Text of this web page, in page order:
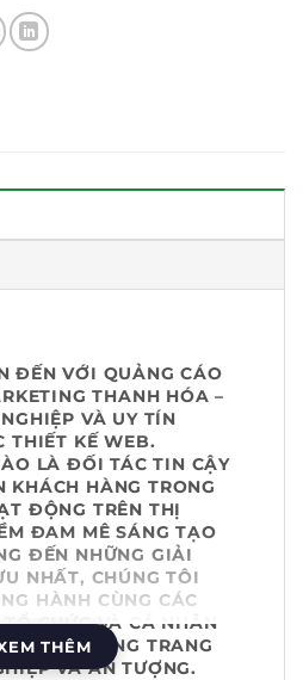
ĐẾN VỚI QUẢNG CÁO
THANH HÓA –
VÀ UY TÍN
THIẾT KẾ WEB.
LÀ ĐỐI TÁC TIN CẬY
KHÁCH HÀNG TRONG
ĐỘNG TRÊN THỊ
ĐAM MÊ SÁNG TẠO
ĐẾN NHỮNG GIẢI
NHẤT, CHÚNG TÔI
HÀNH CÙNG CÁC
CHỨC VÀ CÁ NHÂN
DỰNG NHỮNG TRANG
VÀ ẤN TƯỢNG.
THÊM